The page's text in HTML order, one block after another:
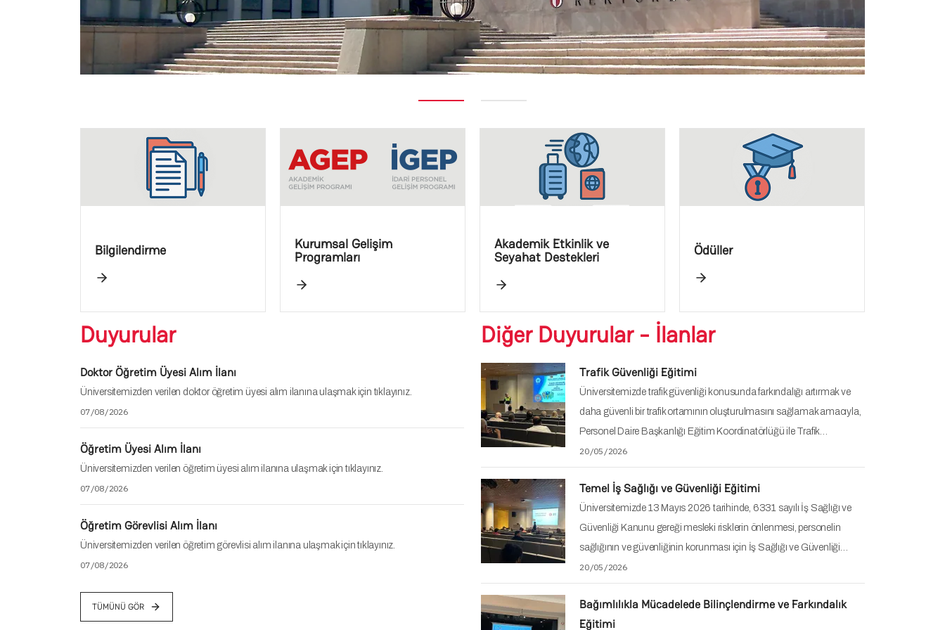
Bilgilendirme
Kurumsal Gelişim
Programları
Akademik Etkinlik ve
Seyahat Destekleri
Ödüller
Duyurular
Doktor Öğretim Üyesi Alım İlanı
Üniversitemizden verilen doktor öğretim üyesi alım ilanına ulaşmak için tıklayınız.
07/08/2026
Öğretim Üyesi Alım İlanı
Üniversitemizden verilen öğretim üyesi alım ilanına ulaşmak için tıklayınız.
07/08/2026
Öğretim Görevlisi Alım İlanı
Üniversitemizden verilen öğretim görevlisi alım ilanına ulaşmak için tıklayınız.
07/08/2026
TÜMÜNÜ GÖR
Diğer Duyurular - İlanlar
Trafik Güvenliği Eğitimi
Üniversitemizde trafik güvenliği konusunda farkındalığı artırmak ve
daha güvenli bir trafik ortamının oluşturulmasını sağlamak amacıyla,
Personel Daire Başkanlığı Eğitim Koordinatörlüğü ile Trafik…
20/05/2026
Temel İş Sağlığı ve Güvenliği Eğitimi
Üniversitemizde 13 Mayıs 2026 tarihinde, 6331 sayılı İş Sağlığı ve
Güvenliği Kanunu gereği mesleki risklerin önlenmesi, personelin
sağlığının ve güvenliğinin korunması için İş Sağlığı ve Güvenliği…
20/05/2026
Bağımlılıkla Mücadelede Bilinçlendirme ve Farkındalık
Eğitimi